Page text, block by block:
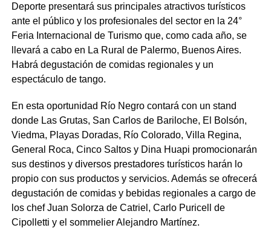
Deporte presentará sus principales atractivos turísticos
ante el público y los profesionales del sector en la 24°
Feria Internacional de Turismo que, como cada año, se
llevará a cabo en La Rural de Palermo, Buenos Aires.
Habrá degustación de comidas regionales y un
espectáculo de tango.
En esta oportunidad Río Negro contará con un stand
donde Las Grutas, San Carlos de Bariloche, El Bolsón,
Viedma, Playas Doradas, Río Colorado, Villa Regina,
General Roca, Cinco Saltos y Dina Huapi promocionarán
sus destinos y diversos prestadores turísticos harán lo
propio con sus productos y servicios. Además se ofrecerá
degustación de comidas y bebidas regionales a cargo de
los chef Juan Solorza de Catriel, Carlo Puricell de
Cipolletti y el sommelier Alejandro Martínez.